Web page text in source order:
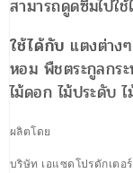
สามารถดูดซึมไปใ
ใช้ได้กับ แตงต่าง
หอม พืชตระกูลกร
ไม้ดอก ไม้ประดับ
ผลิตโดย
บริษัท เอแซดโปรดักเตอ